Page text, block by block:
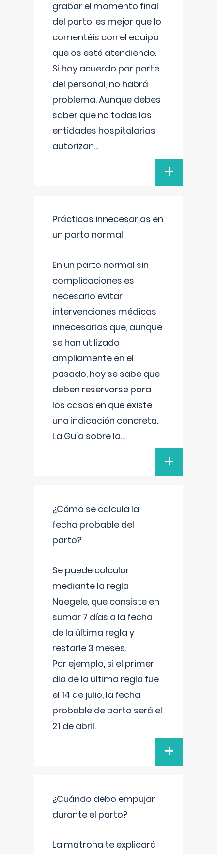
grabar el momento final
del parto, es mejor que lo
comentéis con el equipo
que os esté atendiendo.
Si hay acuerdo por parte
del personal, no habrá
problema. Aunque debes
saber que no todas las
entidades hospitalarias
autorizan...
+
Prácticas innecesarias en
un parto normal
En un parto normal sin
complicaciones es
necesario evitar
intervenciones médicas
innecesarias que, aunque
se han utilizado
ampliamente en el
pasado, hoy se sabe que
deben reservarse para
los casos en que existe
una indicación concreta.
La Guía sobre la...
+
¿Cómo se calcula la
fecha probable del
parto?
Se puede calcular
mediante la regla
Naegele, que consiste en
sumar 7 días a la fecha
de la última regla y
restarle 3 meses.
Por ejemplo, si el primer
día de la última regla fue
el 14 de julio, la fecha
probable de parto será el
21 de abril.
+
¿Cuándo debo empujar
durante el parto?
La matrona te explicará